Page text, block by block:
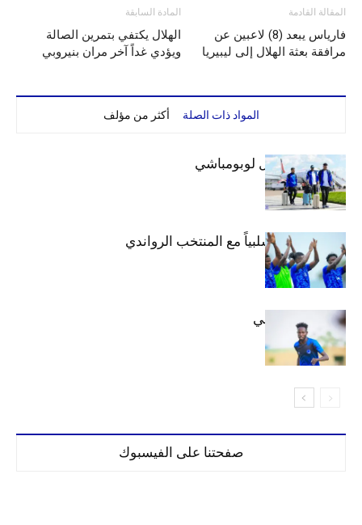
المادة السابقة
الهلال يكتفي بتمرين الصالة
ويؤدي غداً آخر مران بنيروبي
المقالة القادمة
فارياس يبعد (8) لاعبين عن
مرافقة بعثة الهلال إلى ليبيريا
المواد ذات الصلة أكثر من مؤلف
بعثة الهلال تصل لوبومباشي
الهلال يتعادل سلبياً مع المنتخب الرواندي
إعدادياً
كنن يصل كيجالي
صفحتنا على الفيسبوك